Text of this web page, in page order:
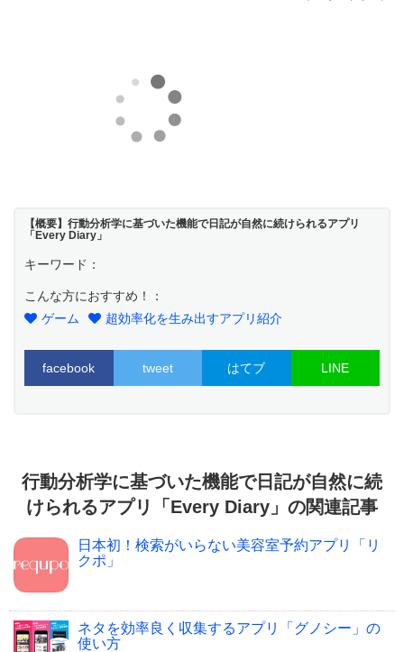
【概要】行動分析学に基づいた機能で日記が自然に続けられるアプリ
「Every Diary」
キーワード：
こんな方におすすめ！：
ゲーム
超効率化を生み出すアプリ紹介
facebook tweet はてブ LINE
行動分析学に基づいた機能で日記が自然に続
けられるアプリ「Every Diary」の関連記事
日本初！検索がいらない美容室予約アプリ「リ
クポ」
ネタを効率良く収集するアプリ「グノシー」の
使い方